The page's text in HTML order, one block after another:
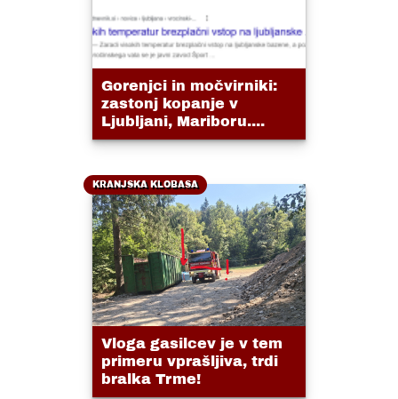
Gorenjci in močvirniki:
zastonj kopanje v
Ljubljani, Mariboru....
KRANJSKA KLOBASA
Vloga gasilcev je v tem
primeru vprašljiva, trdi
bralka Trme!